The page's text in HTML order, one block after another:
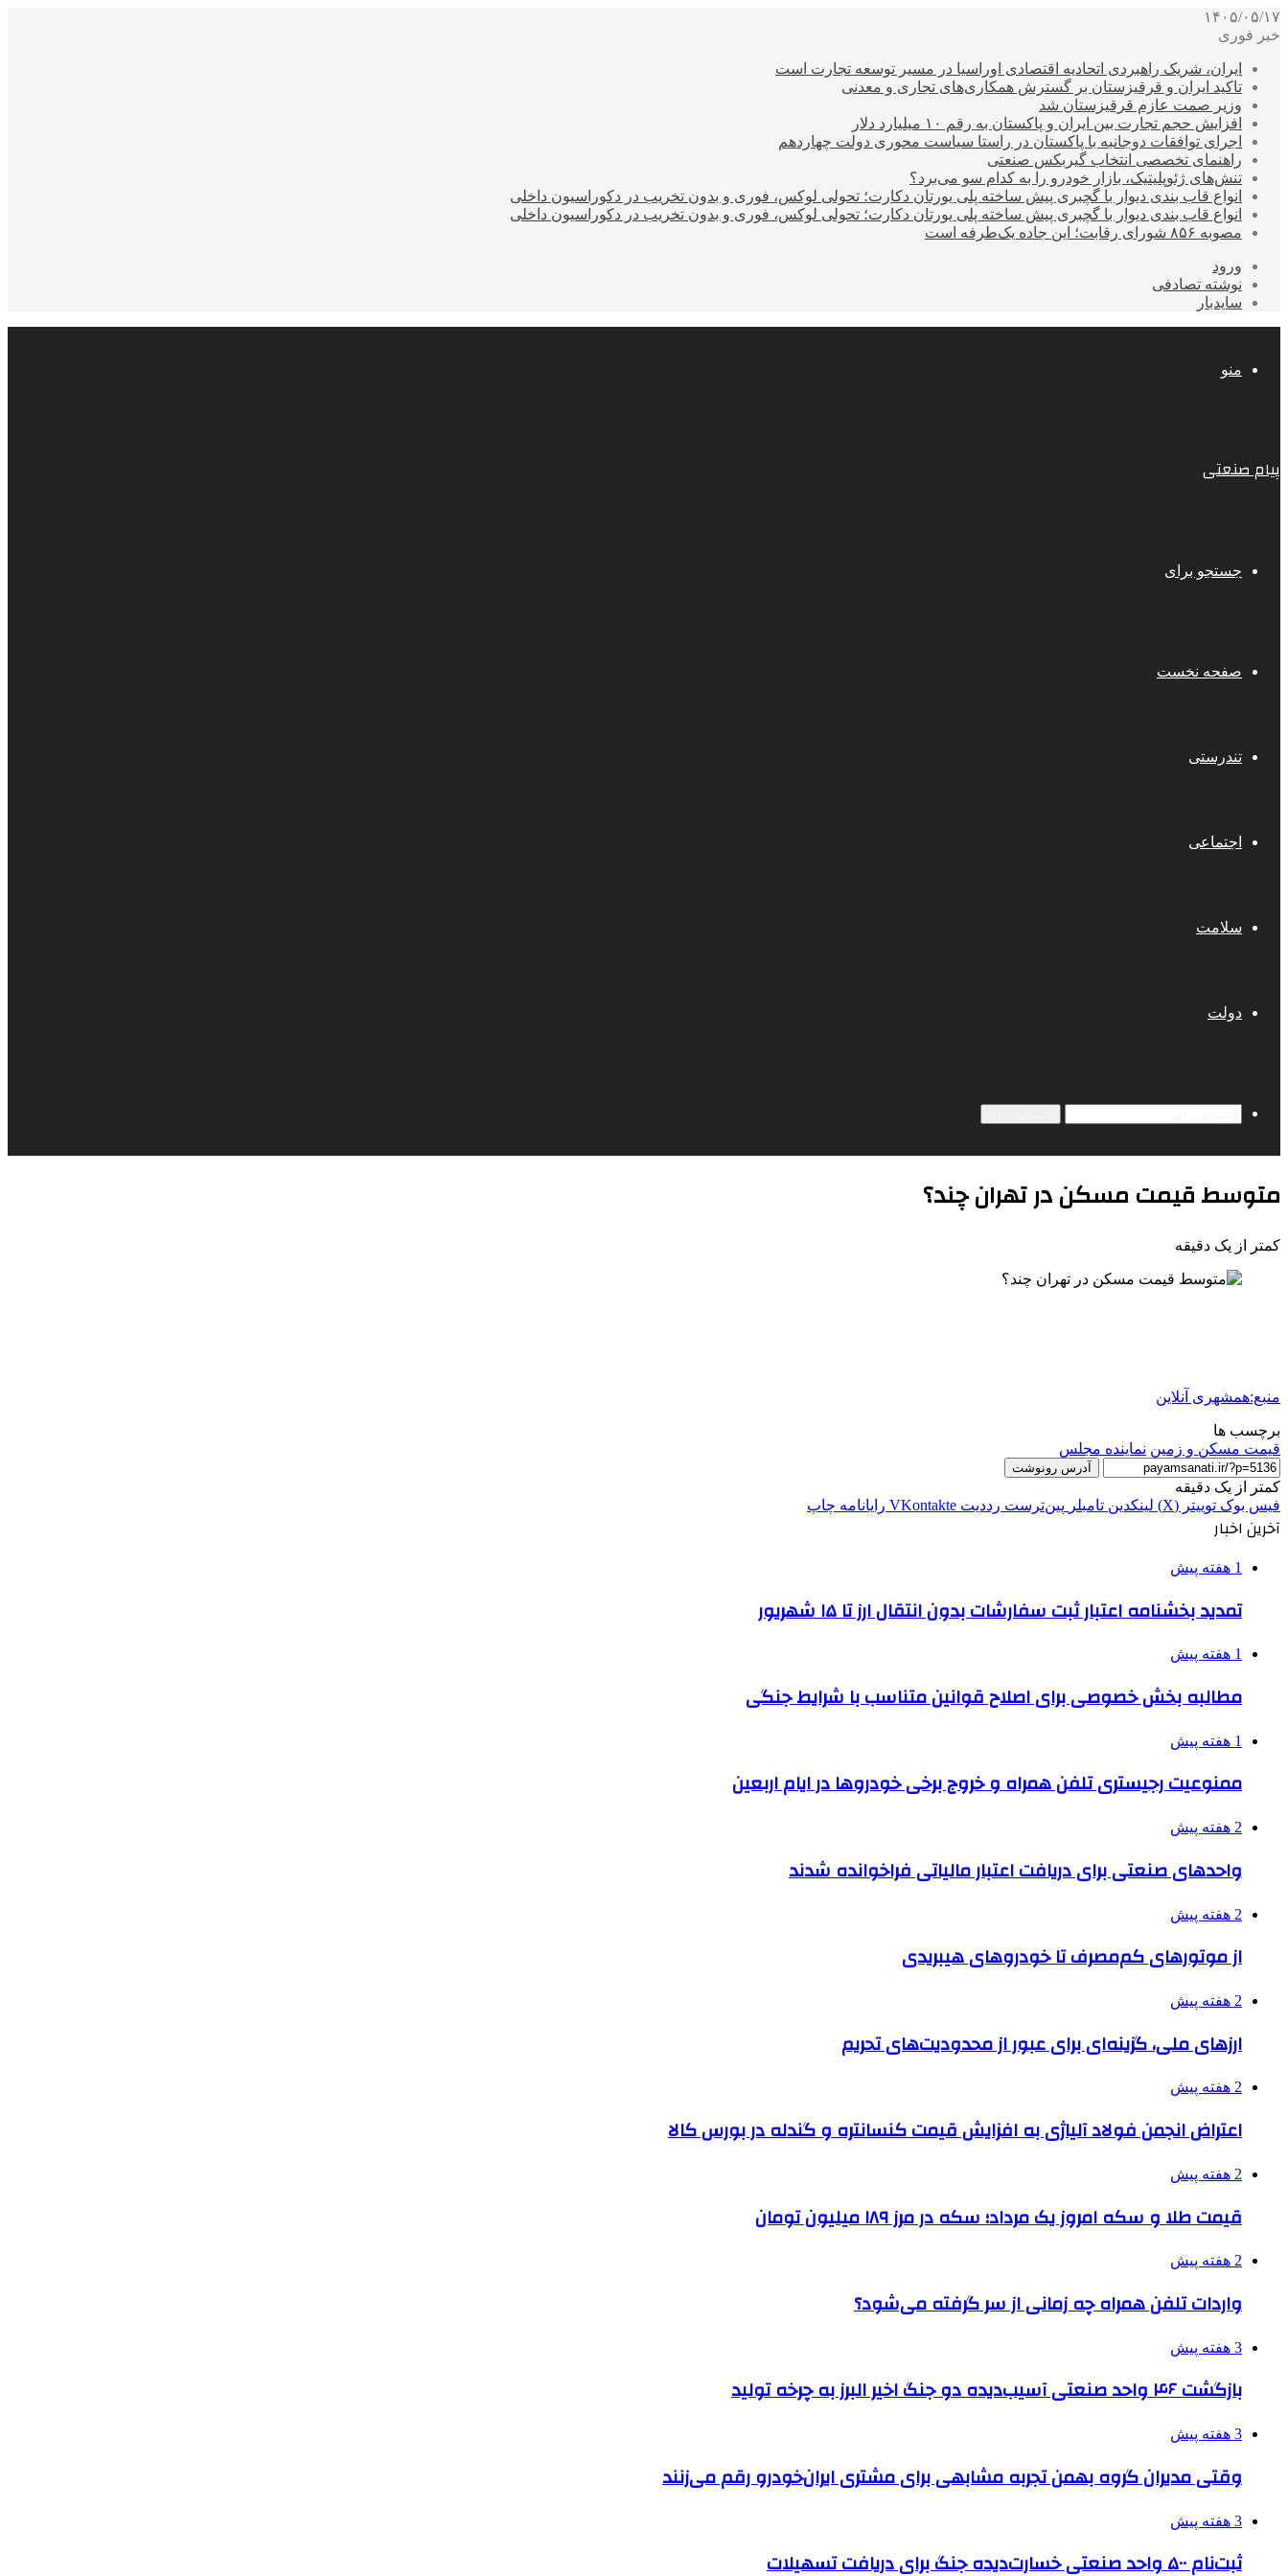
۱۴۰۵/۰۵/۱۷
خبر فوری
ایران، شریک راهبردی اتحادیه اقتصادی اوراسیا در مسیر توسعه تجارت است
تاکید ایران و قرقیزستان بر گسترش همکاری‌های تجاری و معدنی
وزیر صمت عازم قرقیزستان شد
افزایش حجم تجارت بین ایران و پاکستان به رقم ۱۰ میلیارد دلار
اجرای توافقات دوجانبه با پاکستان در راستا سیاست محوری دولت چهاردهم
راهنمای تخصصی انتخاب گیربکس صنعتی
تنش‌های ژئوپلیتیک، بازار خودرو را به کدام سو می‌برد؟
انواع قاب بندی دیوار با گچبری پیش ساخته پلی یورتان دکارت؛ تحولی لوکس، فوری و بدون تخریب در دکوراسیون داخلی
انواع قاب بندی دیوار با گچبری پیش ساخته پلی یورتان دکارت؛ تحولی لوکس، فوری و بدون تخریب در دکوراسیون داخلی
مصوبه ۸۵۶ شورای رقابت؛ این جاده یک‌طرفه است
ورود
نوشته تصادفی
سایدبار
منو
پیام صنعتی
جستجو برای
صفحه نخست
تندرستی
اجتماعی
سلامت
دولت
متوسط قیمت مسکن در تهران چند؟
کمتر از یک دقیقه
منبع:همشهری آنلاین
برچسب ها
قیمت مسکن و زمین نماینده مجلس
آدرس رونوشت
کمتر از یک دقیقه
فیس بوک توییتر (X) لینکدین ‫تامبلر ‫پین‌ترست ‫رددیت ‫VKontakte رایانامه چاپ
آخرین اخبار
1 هفته پیش
تمدید بخشنامه اعتبار ثبت سفارشات بدون انتقال ارز تا ۱۵ شهریور
1 هفته پیش
مطالبه بخش خصوصی برای اصلاح قوانین متناسب با شرایط جنگی
1 هفته پیش
ممنوعیت رجیستری تلفن همراه و خروج برخی خودروها در ایام اربعین
2 هفته پیش
واحدهای صنعتی برای دریافت اعتبار مالیاتی فراخوانده شدند
2 هفته پیش
از موتورهای کم‌مصرف تا خودروهای هیبریدی
2 هفته پیش
ارزهای ملی، گزینه‌ای برای عبور از محدودیت‌های تحریم
2 هفته پیش
اعتراض انجمن فولاد آلیاژی به افزایش قیمت کنسانتره و گندله در بورس کالا
2 هفته پیش
قیمت طلا و سکه امروز یک مرداد؛ سکه در مرز ۱۸۹ میلیون تومان
2 هفته پیش
واردات تلفن همراه چه زمانی از سر گرفته می‌شود؟
3 هفته پیش
بازگشت ۴۶ واحد صنعتی آسیب‌دیده دو جنگ اخیر البرز به چرخه تولید
3 هفته پیش
وقتی مدیران گروه بهمن تجربه مشابهی برای مشتری ایران‌خودرو رقم می‌زنند
3 هفته پیش
ثبت‌نام ۵۰۰ واحد صنعتی خسارت‌دیده جنگ برای دریافت تسهیلات